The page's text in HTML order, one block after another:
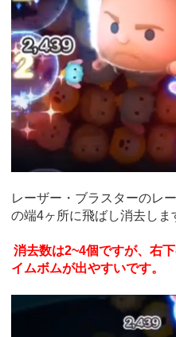
レーザー・ブラスターのレ
の端4ヶ所に飛ばし消去しま
消去数は2~4個ですが、右
イムボムが出やすいです。